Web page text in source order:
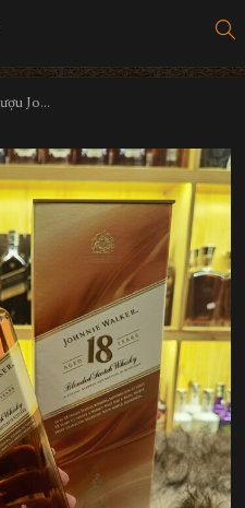
Rượu Johnnie Walker 18 Năm